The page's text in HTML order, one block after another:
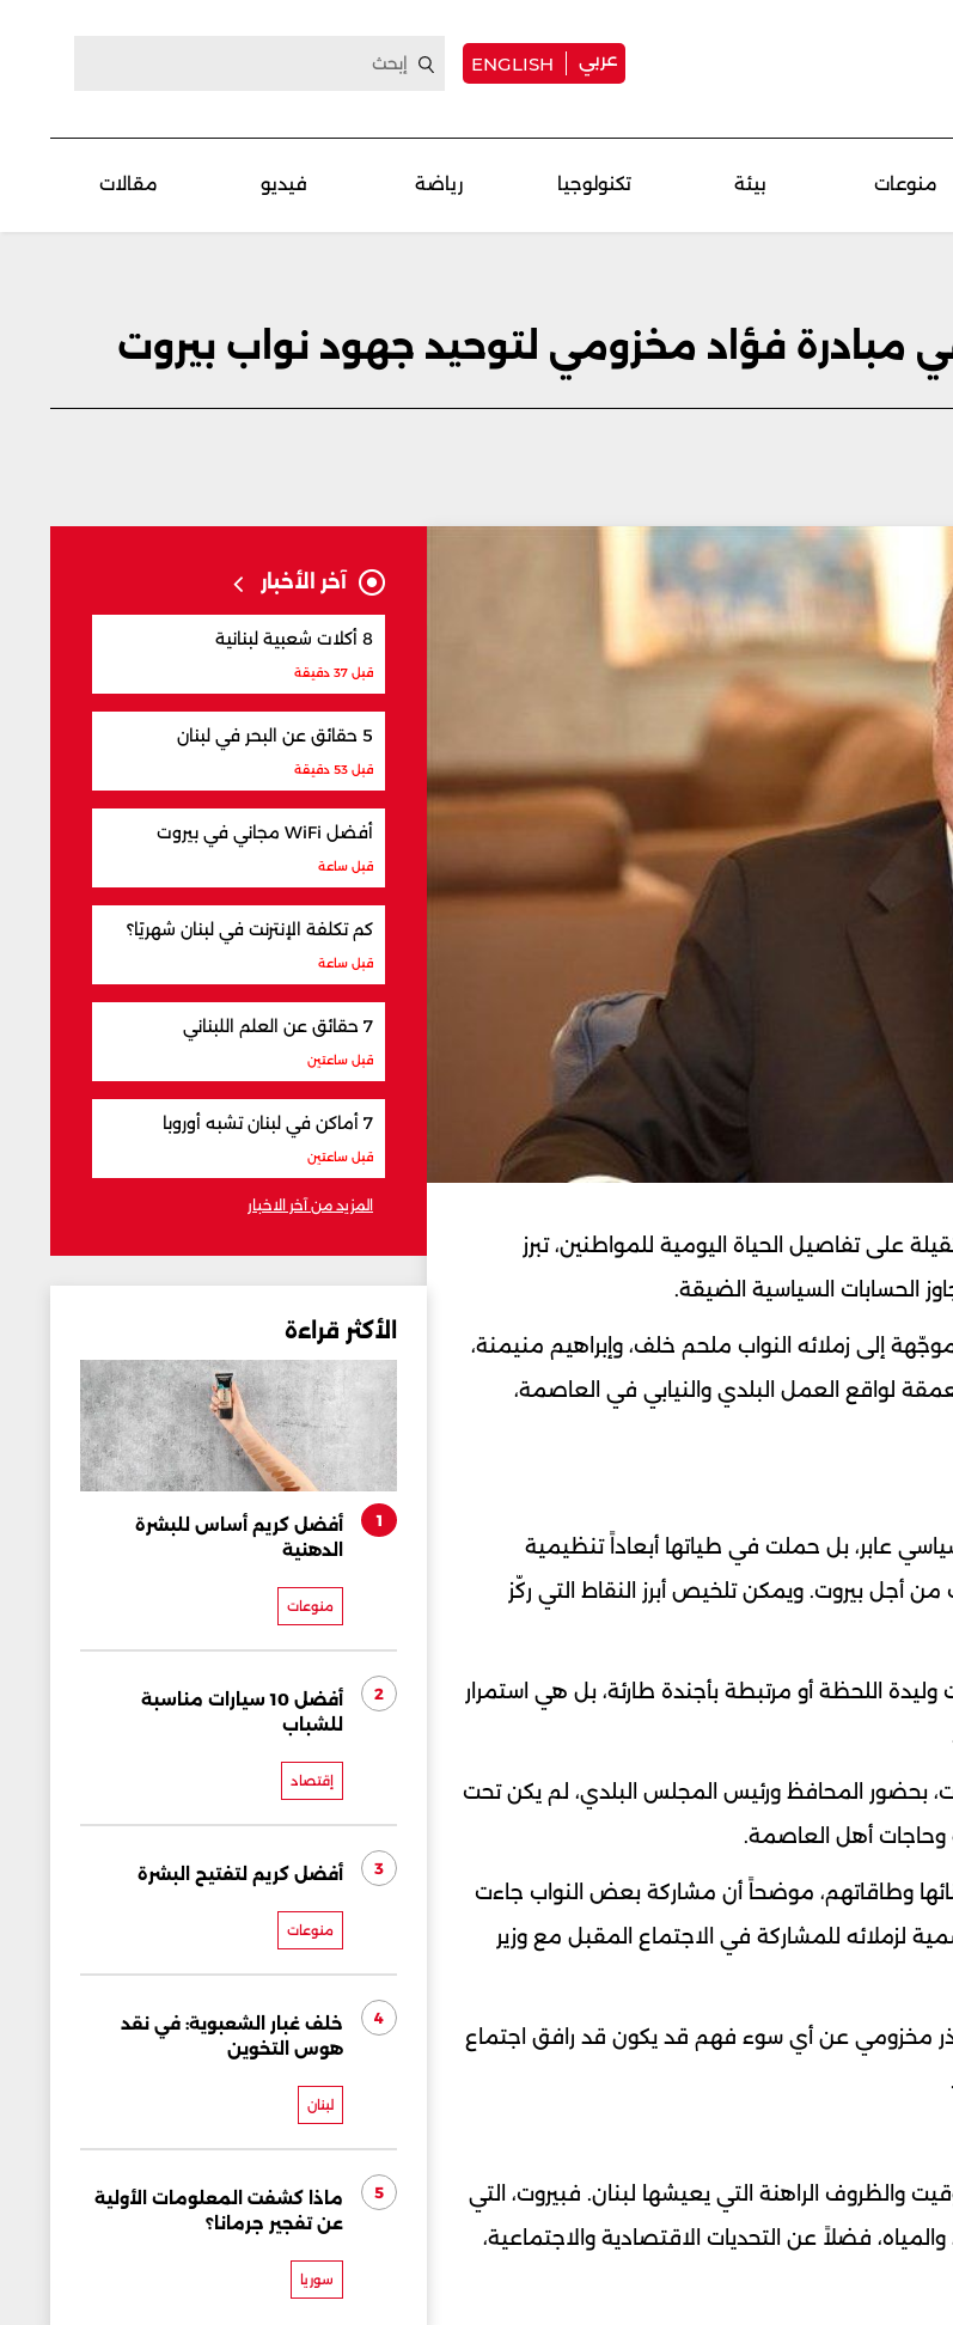
عربي ENGLISH
منوعات بيئة تكنولوجيا رياضة فيديو مقالات
مبادرة فؤاد مخزومي لتوحيد جهود نواب بيروت
على تفاصيل الحياة اليومية للمواطنين، تبرز
الحسابات السياسية الضيقة.
إلى زملائه النواب ملحم خلف، وإبراهيم منيمنة،
لواقع العمل البلدي والنيابي في العاصمة،
عابر، بل حملت في طياتها أبعاداً تنظيمية
بيروت. ويمكن تلخيص أبرز النقاط التي ركّز
اللحظة أو مرتبطة بأجندة طارئة، بل هي استمرار
بحضور المحافظ ورئيس المجلس البلدي، لم يكن تحت
وحاجات أهل العاصمة.
وطاقاتهم، موضحاً أن مشاركة بعض النواب جاءت
لزملائه للمشاركة في الاجتماع المقبل مع وزير
مخزومي عن أي سوء فهم قد يكون قد رافق اجتماع
والظروف الراهنة التي يعيشها لبنان. فبيروت، التي
فضلاً عن التحديات الاقتصادية والاجتماعية،
آخر الأخبار
8 أكلات شعبية لبنانية
قبل 37 دقيقة
5 حقائق عن البحر في لبنان
قبل 53 دقيقة
أفضل WiFi مجاني في بيروت
قبل ساعة
كم تكلفة الإنترنت في لبنان شهريًا؟
قبل ساعة
7 حقائق عن العلم اللبناني
قبل ساعتين
7 أماكن في لبنان تشبه أوروبا
قبل ساعتين
المزيد من آخر الاخبار
الأكثر قراءة
1
أفضل كريم أساس للبشرة
الدهنية
منوعات
2
أفضل 10 سيارات مناسبة
للشباب
إقتصاد
3 أفضل كريم لتفتيح البشرة
منوعات
4
خلف غبار الشعبوية: في نقد
هوس التخوين
لبنان
5
ماذا كشفت المعلومات الأولية
عن تفجير جرمانا؟
سوريا